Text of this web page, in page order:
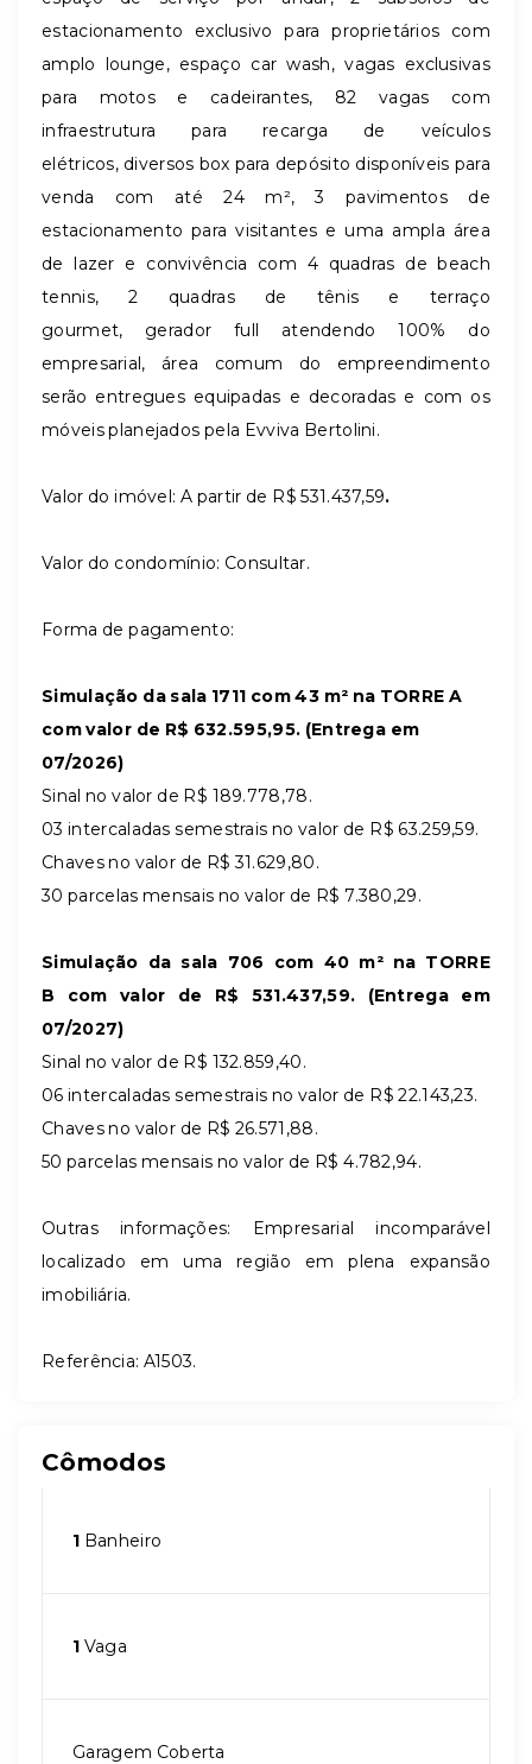
estacionamento exclusivo para proprietários com
amplo lounge, espaço car wash, vagas exclusivas
para motos e cadeirantes, 82 vagas com
infraestrutura para recarga de veículos
elétricos, diversos box para depósito disponíveis para
venda com até 24 m², 3 pavimentos de
estacionamento para visitantes e uma ampla área
de lazer e convivência com 4 quadras de beach
tennis, 2 quadras de tênis e terraço
gourmet, gerador full atendendo 100% do
empresarial, área comum do empreendimento
serão entregues equipadas e decoradas e com os
móveis planejados pela Evviva Bertolini.
Valor do imóvel: A partir de R$ 531.437,59.
Valor do condomínio: Consultar.
Forma de pagamento:
Simulação da sala 1711 com 43 m² na TORRE A
com valor de R$ 632.595,95. (Entrega em
07/2026)
Sinal no valor de R$ 189.778,78.
03 intercaladas semestrais no valor de R$ 63.259,59.
Chaves no valor de R$ 31.629,80.
30 parcelas mensais no valor de R$ 7.380,29.
Simulação da sala 706 com 40 m² na TORRE
B com valor de R$ 531.437,59​​​​​​​. (Entrega em
07/2027)
Sinal no valor de R$ 132.859,40.
06 intercaladas semestrais no valor de R$ 22.143,23.
Chaves no valor de R$ 26.571,88.
50 parcelas mensais no valor de R$ 4.782,94.
Outras informações: Empresarial incomparável
localizado em uma região em plena expansão
imobiliária.
Referência: A1503.
Cômodos
1 Banheiro
1 Vaga
Garagem Coberta